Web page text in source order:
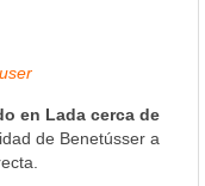
en Lada cerca de
de Benetússer a